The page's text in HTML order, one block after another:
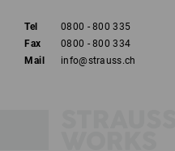
Tel
0800 - 800 335
Fax
0800 - 800 334
Mail
info@strauss.ch